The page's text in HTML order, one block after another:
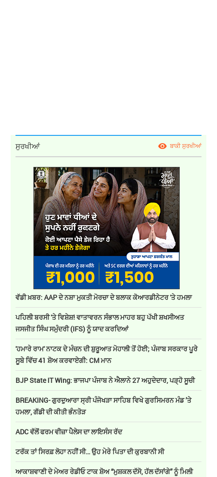
ਸੁਰਖੀਆਂ ਬਾਕੀ ਸੁਰਖੀਆਂ
ਵੱਡੀ ਖ਼ਬਰ: AAP ਦੇ ਨਸ਼ਾ ਮੁਕਤੀ ਮੋਰਚਾ ਦੇ ਬਲਾਕ ਕੋਆਰਡੀਨੇਟਰ 'ਤੇ ਹਮਲਾ
ਪਹਿਲੀ ਬਰਸੀ 'ਤੇ ਵਿਸ਼ੇਸ਼! ਵਾਤਾਵਰਨ ਸੰਭਾਲ ਮਾਹਰ ਬਹੁ ਪੱਖੀ ਸ਼ਖਸੀਅਤ
ਜਸਜੀਤ ਸਿੰਘ ਸਮੁੰਦਰੀ (IFS) ਨੂੰ ਯਾਦ ਕਰਦਿਆਂ
'ਹਮਾਰੇ ਰਾਮ' ਨਾਟਕ ਦੇ ਮੰਚਨ ਦੀ ਸ਼ੁਰੂਆਤ ਮੋਹਾਲੀ ਤੋਂ ਹੋਈ; ਪੰਜਾਬ ਸਰਕਾਰ ਪੂਰੇ
ਸੂਬੇ ਵਿੱਚ 41 ਸ਼ੋਅ ਕਰਵਾਏਗੀ: CM ਮਾਨ
BJP State IT Wing: ਭਾਜਪਾ ਪੰਜਾਬ ਨੇ ਐਲਾਨੇ 27 ਅਹੁਦੇਦਾਰ, ਪੜ੍ਹੋ ਸੂਚੀ
BREAKING- ਗੁਰਦੁਆਰਾ ਸ੍ਰੀ ਪੰਜੋਖੜਾ ਸਾਹਿਬ ਵਿਖੇ ਗੁਰਸਿਮਰਨ ਮੰਡ ’ਤੇ
ਹਮਲਾ, ਗੱਡੀ ਦੀ ਕੀਤੀ ਭੰਨਤੋੜ
ADC ਵੱਲੋਂ ਫਰਮ ਵੀਜ਼ਾ ਪੈਲੇਸ ਦਾ ਲਾਇਸੰਸ ਰੱਦ
ਟਰੱਕ ਤਾਂ ਸਿਰਫ਼ ਲੋਹਾ ਨਹੀਂ ਸੀ… ਉਹ ਮੇਰੇ ਪਿਤਾ ਦੀ ਕੁਰਬਾਨੀ ਸੀ
ਆਕਾਸ਼ਵਾਣੀ ਦੇ ਮੇਅਰ ਰੇਡੀਓ ਟਾਕ ਸ਼ੋਅ “ਮੁਸ਼ਕਲ ਦੱਸੋ, ਹੱਲ ਦੱਸਾਂਗੇ” ਨੂੰ ਮਿਲੀ